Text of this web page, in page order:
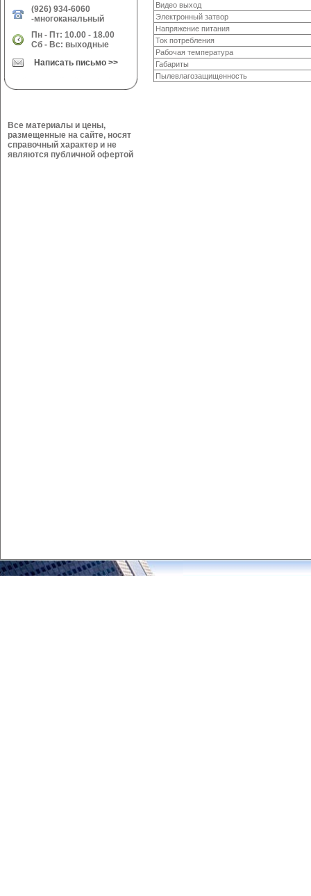
(926) 934-6060
-многоканальный
Пн - Пт: 10.00 - 18.00
Сб - Вс: выходные
Написать письмо >>
Все материалы и цены,
размещенные на сайте, носят
справочный характер и не
являются публичной офертой
Видео выход
Электронный затвор
Напряжение питания
Ток потребления
Рабочая температура
Габариты
Пылевлагозащищенность